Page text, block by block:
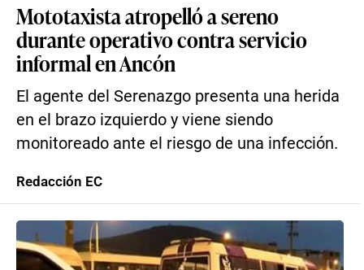
Mototaxista atropelló a sereno
durante operativo contra servicio
informal en Ancón
El agente del Serenazgo presenta una herida
en el brazo izquierdo y viene siendo
monitoreado ante el riesgo de una infección.
Redacción EC